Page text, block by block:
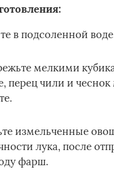
в подсоленной
мелкими
перец чили и
измельченные
лука, после
фарш.